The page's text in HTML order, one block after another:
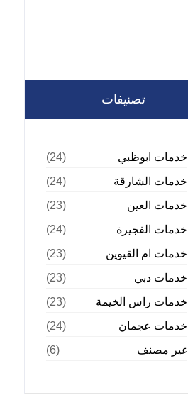
تصنيفات
خدمات ابوظبي
(24)
خدمات الشارقة
(24)
خدمات العين
(23)
خدمات الفجيرة
(24)
خدمات ام القيوين
(23)
خدمات دبي
(23)
خدمات راس الخيمة
(23)
خدمات عجمان
(24)
غير مصنف
(6)